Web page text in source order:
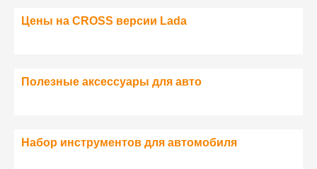
Цены на CROSS версии Lada
Полезные аксессуары для авто
Набор инструментов для автомобиля